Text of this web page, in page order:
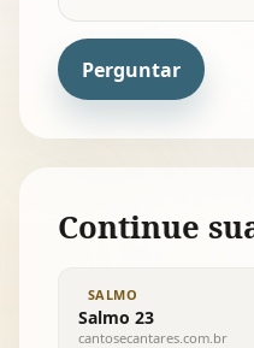
Perguntar
Continue
SALMO
Salmo 23
cantosecantares.com.br